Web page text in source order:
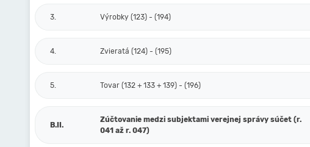
3. Výrobky (123) - (194)
4. Zvieratá (124) - (195)
5. Tovar (132 + 133 + 139) - (196)
B.II.
Zúčtovanie medzi subjektami verejnej správy súčet (r.
041 až r. 047)